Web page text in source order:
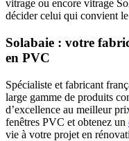
vitrage ou encore vitrage
décider celui qui convient
Solabaie : votre
en PVC
Spécialiste et fabricant
large gamme de produits
d’excellence au meilleur
fenêtres PVC et obtenez un
vie à votre projet en